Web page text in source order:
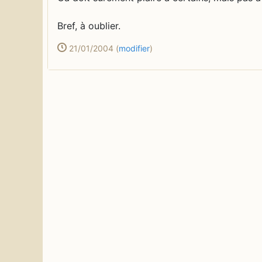
Bref, à oublier.
21/01/2004 (modifier)